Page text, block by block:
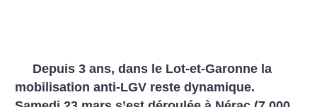
Depuis 3 ans, dans le Lot-et-Garonne la
mobilisation anti-LGV reste dynamique.